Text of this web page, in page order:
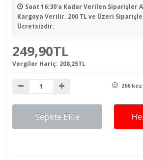
Saat 16:30'a Kadar Verilen Siparişler
Kargoya Verilir. 200 TL ve Üzeri
Ücretsizdir.
249,90TL
Vergiler Hariç: 208,25TL
266
Sepete Ekle